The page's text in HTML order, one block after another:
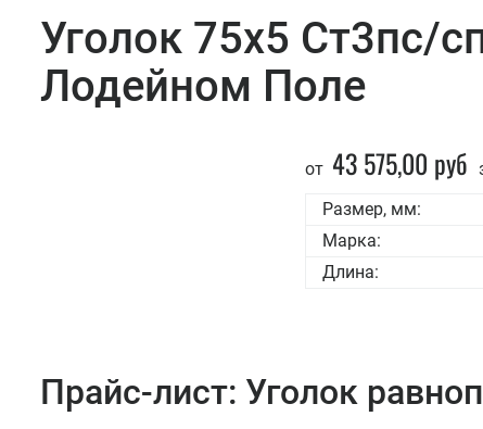
Уголок 75x5 Ст3пс/
Лодейном Поле
от 43 575,00 руб
Размер, мм:
Марка:
Длина:
Прайс-лист: Уголок